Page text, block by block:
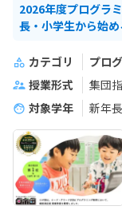
2026年度プログラ
長・小学生から始
カテゴリ
プロ
授業形式
集団
対象学年
新年